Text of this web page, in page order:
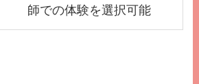
師での体験を選択可能